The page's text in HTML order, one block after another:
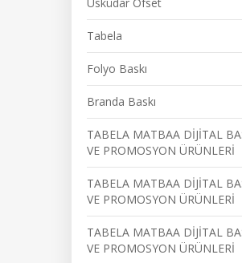
Tabela
Folyo Baskı
Branda Baskı
TABELA MATBAA DİJİTAL
VE PROMOSYON ÜRÜNLERİ
TABELA MATBAA DİJİTAL
VE PROMOSYON ÜRÜNLERİ
TABELA MATBAA DİJİTAL
VE PROMOSYON ÜRÜNLERİ